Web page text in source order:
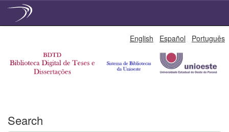
English Español Português
Search